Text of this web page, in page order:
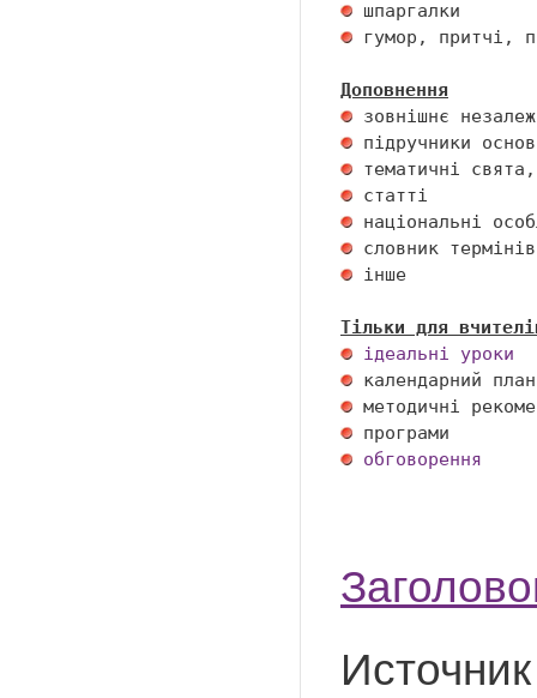
гумор, притчі,
Доповнення
інше
Тільки для
ідеальні уроки
обговорення